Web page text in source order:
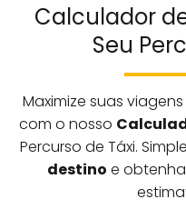
Calculador
Seu
Maximize suas
com o nosso
Percurso de Táxi.
destino e